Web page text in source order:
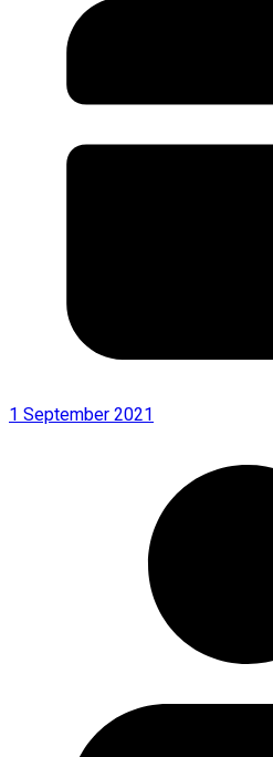
1 September 2021